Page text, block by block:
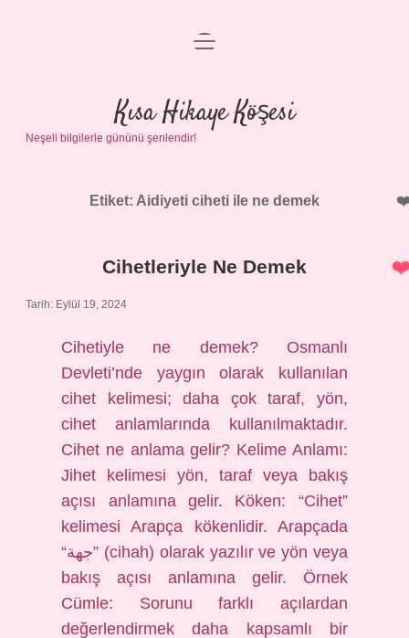
Anasayfa
Gizlilik Politikası
Yasal Uyarı
menüyü
Kısa Hikaye Köşesi
Neşeli bilgilerle gününü şenlendir!
Etiket: Aidiyeti ciheti ile ne demek
Cihetleriyle Ne Demek
Tarih: Eylül 19, 2024
Cihetiyle ne demek? Osmanlı
Devleti’nde yaygın olarak kullanılan
cihet kelimesi; daha çok taraf, yön,
cihet anlamlarında kullanılmaktadır.
Cihet ne anlama gelir? Kelime Anlamı:
Jihet kelimesi yön, taraf veya bakış
açısı anlamına gelir. Köken: “Cihet”
kelimesi Arapça kökenlidir. Arapçada
“جهة” (cihah) olarak yazılır ve yön veya
bakış açısı anlamına gelir. Örnek
Cümle: Sorunu farklı açılardan
değerlendirmek daha kapsamlı bir